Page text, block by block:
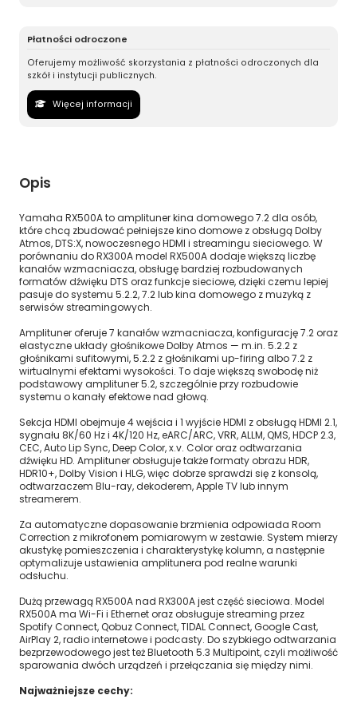
Płatności odroczone
Oferujemy możliwość skorzystania z płatności odroczonych dla
szkół i instytucji publicznych.
Więcej informacji
Opis
Yamaha RX500A to amplituner kina domowego 7.2 dla osób,
które chcą zbudować pełniejsze kino domowe z obsługą Dolby
Atmos, DTS:X, nowoczesnego HDMI i streamingu sieciowego. W
porównaniu do RX300A model RX500A dodaje większą liczbę
kanałów wzmacniacza, obsługę bardziej rozbudowanych
formatów dźwięku DTS oraz funkcje sieciowe, dzięki czemu lepiej
pasuje do systemu 5.2.2, 7.2 lub kina domowego z muzyką z
serwisów streamingowych.
Amplituner oferuje 7 kanałów wzmacniacza, konfigurację 7.2 oraz
elastyczne układy głośnikowe Dolby Atmos — m.in. 5.2.2 z
głośnikami sufitowymi, 5.2.2 z głośnikami up-firing albo 7.2 z
wirtualnymi efektami wysokości. To daje większą swobodę niż
podstawowy amplituner 5.2, szczególnie przy rozbudowie
systemu o kanały efektowe nad głową.
Sekcja HDMI obejmuje 4 wejścia i 1 wyjście HDMI z obsługą HDMI 2.1,
sygnału 8K/60 Hz i 4K/120 Hz, eARC/ARC, VRR, ALLM, QMS, HDCP 2.3,
CEC, Auto Lip Sync, Deep Color, x.v. Color oraz odtwarzania
dźwięku HD. Amplituner obsługuje także formaty obrazu HDR,
HDR10+, Dolby Vision i HLG, więc dobrze sprawdzi się z konsolą,
odtwarzaczem Blu-ray, dekoderem, Apple TV lub innym
streamerem.
Za automatyczne dopasowanie brzmienia odpowiada Room
Correction z mikrofonem pomiarowym w zestawie. System mierzy
akustykę pomieszczenia i charakterystykę kolumn, a następnie
optymalizuje ustawienia amplitunera pod realne warunki
odsłuchu.
Dużą przewagą RX500A nad RX300A jest część sieciowa. Model
RX500A ma Wi-Fi i Ethernet oraz obsługuje streaming przez
Spotify Connect, Qobuz Connect, TIDAL Connect, Google Cast,
AirPlay 2, radio internetowe i podcasty. Do szybkiego odtwarzania
bezprzewodowego jest też Bluetooth 5.3 Multipoint, czyli możliwość
sparowania dwóch urządzeń i przełączania się między nimi.
Najważniejsze cechy: